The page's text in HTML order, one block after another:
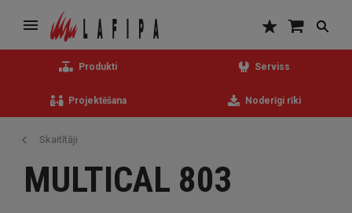
Produkti Serviss
Projektēšana Noderīgi rīki
Skaitītāji
MULTICAL 803